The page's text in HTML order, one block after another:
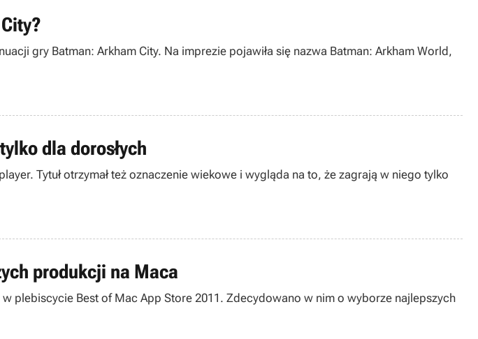
gry Batman: Arkham City. Na imprezie pojawiła się nazwa Batman: Arkham World,
dla dorosłych
Tytuł otrzymał też oznaczenie wiekowe i wygląda na to, że zagrają w niego tylko
produkcji na Maca
plebiscycie Best of Mac App Store 2011. Zdecydowano w nim o wyborze najlepszych